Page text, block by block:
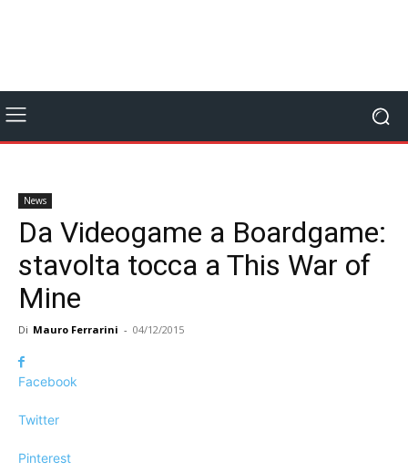
News
Da Videogame a Boardgame:
stavolta tocca a This War of
Mine
Di Mauro Ferrarini - 04/12/2015
Facebook
Twitter
Pinterest